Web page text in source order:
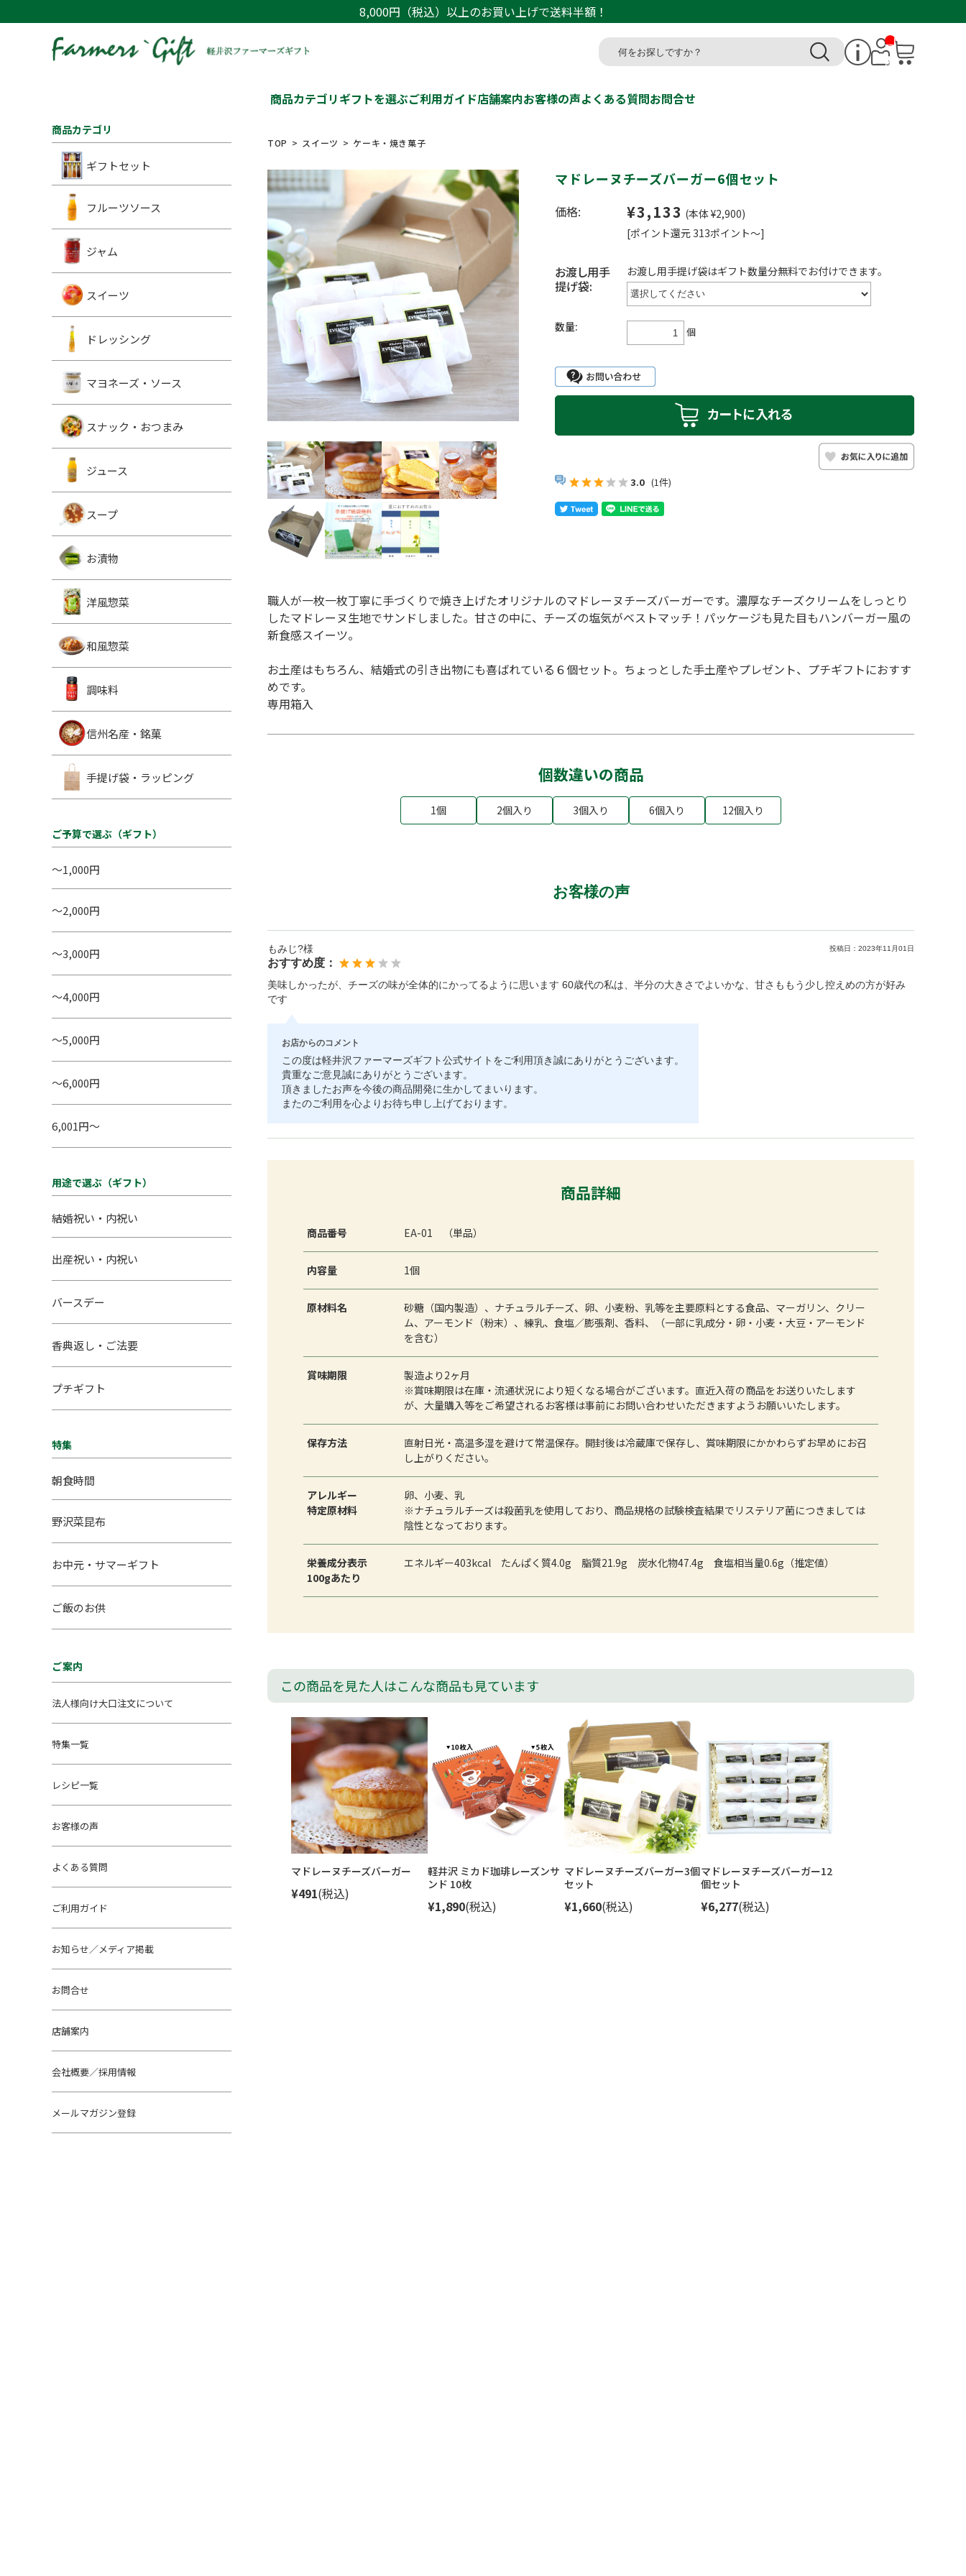
8,000円（税込）以上のお買い上げで送料半額！
__I
T
M_
商品カテゴリギフトを選ぶご利用ガイド店舗案内お客様の声よくある質問お問合せ
TOP スイーツ ケーキ・焼き菓子
マドレーヌチーズバーガー6個セット
価格: ¥3,133 (本体 ¥2,900)
[ポイント還元 313ポイント～]
お渡し用手
提げ袋:
お渡し用手提げ袋はギフト数量分無料でお付けできます。
数量: 個
3.0 (1件)
職人が一枚一枚丁寧に手づくりで焼き上げたオリジナルのマドレーヌチーズバーガーです。濃厚なチーズクリームをしっとり
したマドレーヌ生地でサンドしました。甘さの中に、チーズの塩気がベストマッチ！パッケージも見た目もハンバーガー風の
新食感スイーツ。
お土産はもちろん、結婚式の引き出物にも喜ばれている６個セット。ちょっとした手土産やプレゼント、プチギフトにおすす
めです。
専用箱入
個数違いの商品
1個 2個入り 3個入り 6個入り 12個入り
お客様の声
もみじ?様 投稿日： 2023年11月01日
おすすめ度：
美味しかったが、チーズの味が全体的にかってるように思います 60歳代の私は、半分の大きさでよいかな、甘さももう少し控えめの方が好み
です
お店からのコメント
この度は軽井沢ファーマーズギフト公式サイトをご利用頂き誠にありがとうございます。
貴重なご意見誠にありがとうございます。
頂きましたお声を今後の商品開発に生かしてまいります。
またのご利用を心よりお待ち申し上げております。
商品詳細
商品番号 EA-01 （単品）
内容量 1個
原材料名
砂糖（国内製造）、ナチュラルチーズ、卵、小麦粉、乳等を主要原料とする食品、マーガリン、クリー
ム、アーモンド（粉末）、練乳、食塩／膨張剤、香料、（一部に乳成分・卵・小麦・大豆・アーモンド
を含む）
賞味期限
製造より2ヶ月
※賞味期限は在庫・流通状況により短くなる場合がございます。直近入荷の商品をお送りいたします
が、大量購入等をご希望されるお客様は事前にお問い合わせいただきますようお願いいたします。
保存方法
直射日光・高温多湿を避けて常温保存。開封後は冷蔵庫で保存し、賞味期限にかかわらずお早めにお召
し上がりください。
アレルギー
特定原材料
卵、小麦、乳
※ナチュラルチーズは殺菌乳を使用しており、商品規格の試験検査結果でリステリア菌につきましては
陰性となっております。
栄養成分表示
100gあたり
エネルギー403kcal たんぱく質4.0g 脂質21.9g 炭水化物47.4g 食塩相当量0.6g（推定値）
この商品を見た人はこんな商品も見ています
マドレーヌチーズバーガー
¥491(税込)
軽井沢 ミカド珈琲レーズンサ
ンド 10枚
¥1,890(税込)
マドレーヌチーズバーガー3個
セット
¥1,660(税込)
マドレーヌチーズバーガー12
個セット
¥6,277(税込)
商品カテゴリ
ギフトセット
フルーツソース
ジャム
スイーツ
ドレッシング
マヨネーズ・ソース
スナック・おつまみ
ジュース
スープ
お漬物
洋風惣菜
和風惣菜
調味料
信州名産・銘菓
手提げ袋・ラッピング
ご予算で選ぶ（ギフト）
～1,000円
～2,000円
～3,000円
～4,000円
～5,000円
～6,000円
6,001円～
用途で選ぶ（ギフト）
結婚祝い・内祝い
出産祝い・内祝い
バースデー
香典返し・ご法要
プチギフト
特集
朝食時間
野沢菜昆布
お中元・サマーギフト
ご飯のお供
ご案内
法人様向け大口注文について
特集一覧
レシピ一覧
お客様の声
よくある質問
ご利用ガイド
お知らせ／メディア掲載
お問合せ
店舗案内
会社概要／採用情報
メールマガジン登録